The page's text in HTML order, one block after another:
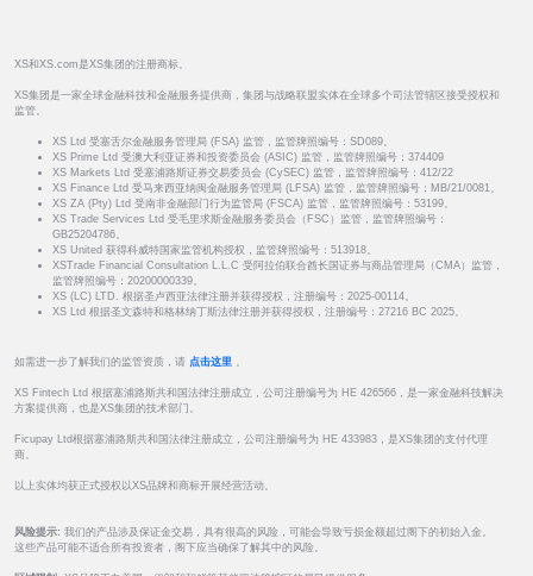
XS和XS.com是XS集团的注册商标。
XS集团是一家全球金融科技和金融服务提供商，集团与战略联盟实体在全球多个司法管辖区接受授权和
监管。
XS Ltd 受塞舌尔金融服务管理局 (FSA) 监管，监管牌照编号：SD089。
XS Prime Ltd 受澳大利亚证券和投资委员会 (ASIC) 监管，监管牌照编号：374409
XS Markets Ltd 受塞浦路斯证券交易委员会 (CySEC) 监管，监管牌照编号：412/22
XS Finance Ltd 受马来西亚纳闽金融服务管理局 (LFSA) 监管，监管牌照编号：MB/21/0081。
XS ZA (Pty) Ltd 受南非金融部门行为监管局 (FSCA) 监管，监管牌照编号：53199。
XS Trade Services Ltd 受毛里求斯金融服务委员会（FSC）监管，监管牌照编号：
GB25204786。
XS United 获得科威特国家监管机构授权，监管牌照编号：513918。
XSTrade Financial Consultation L.L.C 受阿拉伯联合酋长国证券与商品管理局（CMA）监管，
监管牌照编号：20200000339。
XS (LC) LTD. 根据圣卢西亚法律注册并获得授权，注册编号：2025-00114。
XS Ltd 根据圣文森特和格林纳丁斯法律注册并获得授权，注册编号：27216 BC 2025。
如需进一步了解我们的监管资质，请 点击这里 。
XS Fintech Ltd 根据塞浦路斯共和国法律注册成立，公司注册编号为 HE 426566，是一家金融科技解决
方案提供商，也是XS集团的技术部门。
Ficupay Ltd根据塞浦路斯共和国法律注册成立，公司注册编号为 HE 433983，是XS集团的支付代理
商。
以上实体均获正式授权以XS品牌和商标开展经营活动。
风险提示: 我们的产品涉及保证金交易，具有很高的风险，可能会导致亏损金额超过阁下的初始入金。
这些产品可能不适合所有投资者，阁下应当确保了解其中的风险。